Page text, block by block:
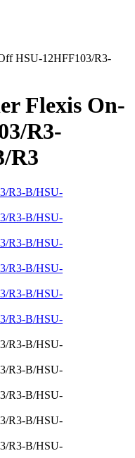
HSU-12HFF103/R3-
Flexis On-
R3-
R3